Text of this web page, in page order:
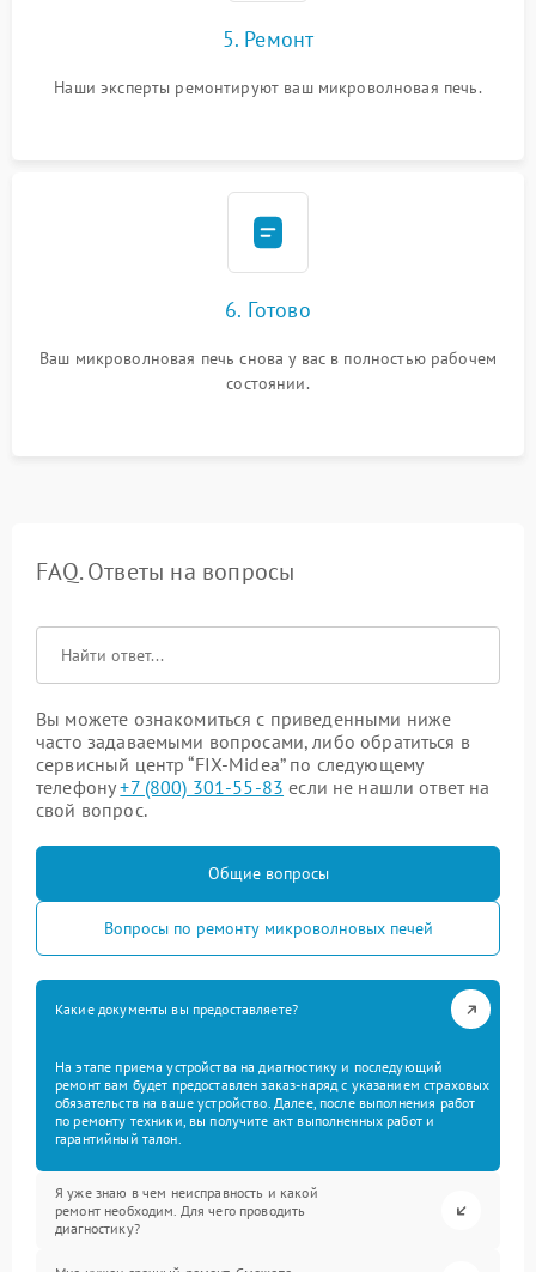
5. Ремонт
Наши эксперты ремонтируют ваш микроволновая печь.
6. Готово
Ваш микроволновая печь снова у вас в полностью рабочем
состоянии.
FAQ. Ответы на вопросы
Вы можете ознакомиться с приведенными ниже
часто задаваемыми вопросами, либо обратиться в
сервисный центр “FIX-Midea” по следующему
телефону+7 (800) 301-55-83 если не нашли ответ на
свой вопрос.
Общие вопросы
Вопросы по ремонту микроволновых печей
Какие документы вы предоставляете?
На этапе приема устройства на диагностику и последующий
ремонт вам будет предоставлен заказ-наряд с указанием страховых
обязательств на ваше устройство. Далее, после выполнения работ
по ремонту техники, вы получите акт выполненных работ и
гарантийный талон.
Я уже знаю в чем неисправность и какой
ремонт необходим. Для чего проводить
диагностику?